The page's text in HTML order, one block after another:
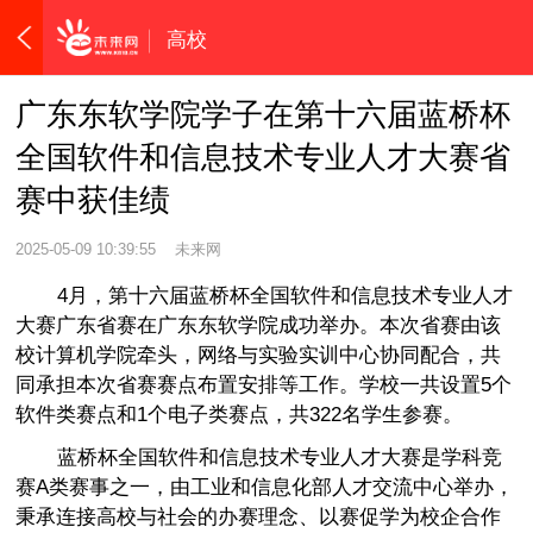
高校
广东东软学院学子在第十六届蓝桥杯
全国软件和信息技术专业人才大赛省
赛中获佳绩
2025-05-09 10:39:55 未来网
4月，第十六届蓝桥杯全国软件和信息技术专业人才
大赛广东省赛在广东东软学院成功举办。本次省赛由该
校计算机学院牵头，网络与实验实训中心协同配合，共
同承担本次省赛赛点布置安排等工作。学校一共设置5个
软件类赛点和1个电子类赛点，共322名学生参赛。
蓝桥杯全国软件和信息技术专业人才大赛是学科竞
赛A类赛事之一，由工业和信息化部人才交流中心举办，
秉承连接高校与社会的办赛理念、以赛促学为校企合作